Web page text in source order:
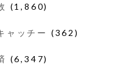
(1,860)
ャッチー (362)
(6,347)